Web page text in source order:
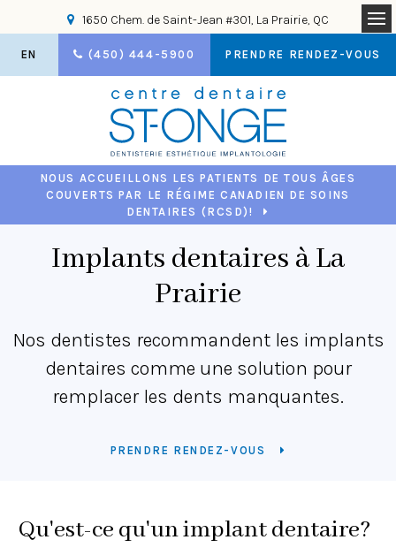
1650 Chem. de Saint-Jean #301 La Prairie QC
EN (450) 444-5900 PRENDRE RENDEZ-VOUS
NOUS ACCUEILLONS LES PATIENTS DE TOUS ÂGES
COUVERTS PAR LE RÉGIME CANADIEN DE SOINS
DENTAIRES (RCSD)!
Implants dentaires à La
Prairie
Nos dentistes recommandent les implants
dentaires comme une solution pour
remplacer les dents manquantes.
PRENDRE RENDEZ-VOUS
Qu'est-ce qu'un implant dentaire?